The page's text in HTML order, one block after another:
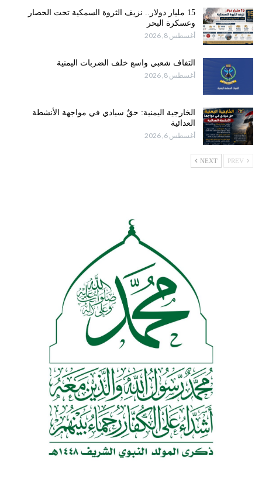
15 مليار دولار.. نزيف الثروة السمكية تحت الحصار
وعسكرة البحر
أغسطس 8, 2026
التفاف شعبي واسع خلف الضربات اليمنية
أغسطس 8, 2026
الخارجية اليمنية: حقٌ سيادي في مواجهة الأنشطة
العدائية
أغسطس 6, 2026
NEXT